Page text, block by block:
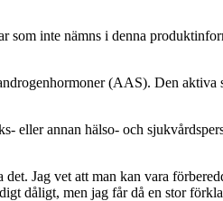
som inte nämns i denna
(AAS). Den aktiva
eller annan hälso- och
Jag vet att man kan vara
dåligt, men jag får då en stor